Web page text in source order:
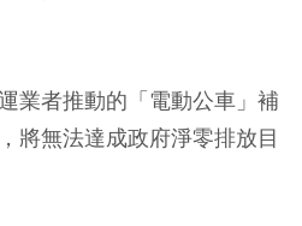
業者推動的「電動公車」補
將無法達成政府淨零排放目